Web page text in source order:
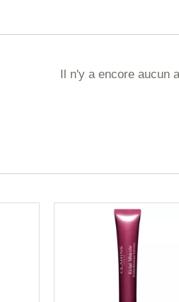
Il n'y a encore aucun